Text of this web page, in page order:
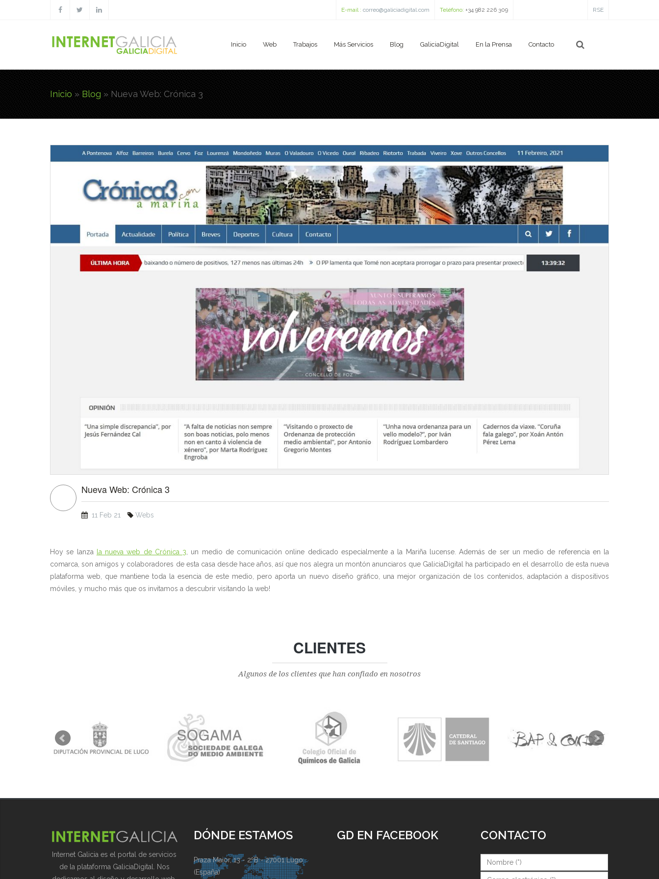
Pasar al contenido principal E-mail : correo@galiciadigital.com Teléfono: +34 982 226 309 RSE
Inicio Web Trabajos Más Servicios Blog GaliciaDigital En la Prensa Contacto
Usted está aquí
Inicio » Blog » Nueva Web: Crónica 3
Nueva Web: Crónica 3
11 Feb 21 Webs
Hoy se lanza la nueva web de Crónica 3, un medio de comunicación online dedicado especialmente a la Mariña lucense. Además de ser un medio de referencia en la
comarca, son amigos y colaboradores de esta casa desde hace años, así que nos alegra un montón anunciaros que GaliciaDigital ha participado en el desarrollo de esta nueva
plataforma web, que mantiene toda la esencia de este medio, pero aporta un nuevo diseño gráfico, una mejor organización de los contenidos, adaptación a dispositivos
móviles, y mucho más que os invitamos a descubrir visitando la web!
CLIENTES
Algunos de los clientes que han confiado en nosotros
Internet Galicia es el portal de servicios
de la plataforma GaliciaDigital. Nos
DÓNDE ESTAMOS
Praza Maior, 13 - 2ºB - 27001 Lugo
(España)
GD EN FACEBOOK CONTACTO
Nombre (*)*